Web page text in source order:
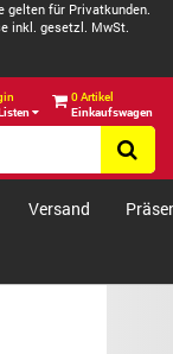
gelten für Privatkunden.
inkl. gesetzl. MwSt.
0 Artikel
Einkaufswagen
Versand